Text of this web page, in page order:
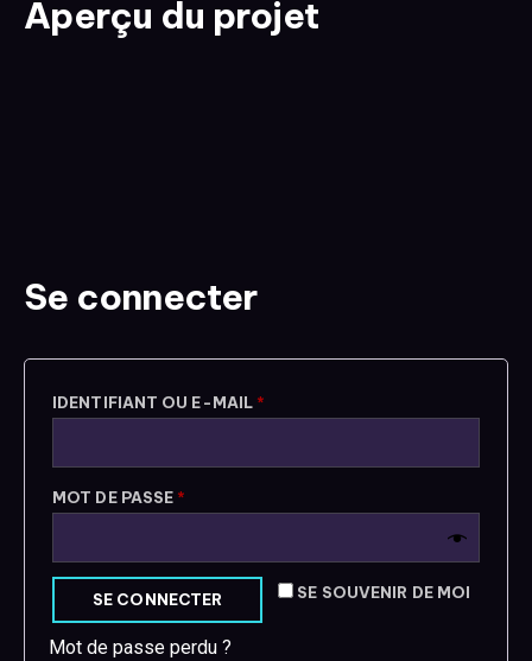
Aperçu du projet
Se connecter
IDENTIFIANT OU E-MAIL *
MOT DE PASSE *
SE SOUVENIR DE MOI
SE CONNECTER
Mot de passe perdu ?